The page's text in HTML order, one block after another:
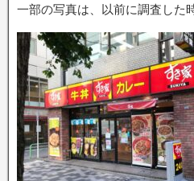
一部の写真は、以前に調査した